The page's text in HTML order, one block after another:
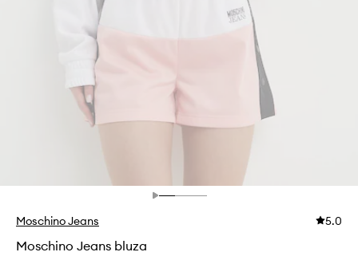
Moschino Jeans 5.0
Moschino Jeans bluza